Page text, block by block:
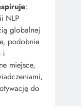
:
NLP
globalnej
podobnie
i
miejsce,
do